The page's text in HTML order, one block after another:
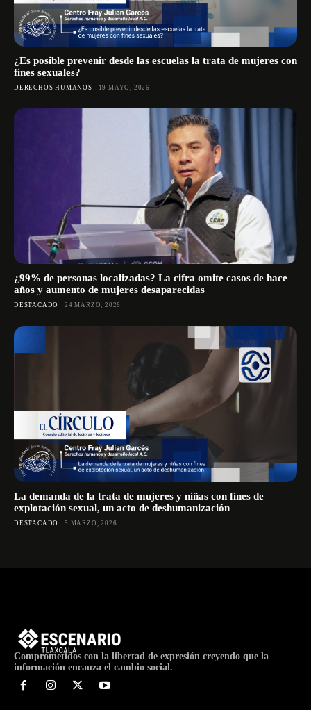
¿Es posible prevenir desde las escuelas la trata de mujeres con
fines sexuales?
DERECHOS HUMANOS 19 MAYO, 2026
¿99% de personas localizadas? La cifra omite casos de hace
años y aumento de mujeres desaparecidas
DESTACADO 24 MARZO, 2026
La demanda de la trata de mujeres y niñas con fines de
explotación sexual, un acto de deshumanización
DESTACADO 5 MARZO, 2026
Comprometidos con la libertad de expresión creyendo que la
información encauza el cambio social.